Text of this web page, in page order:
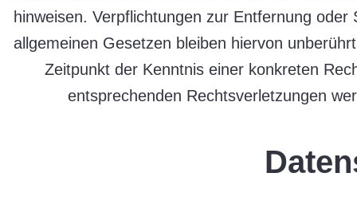
hinweisen. Verpflichtungen zur Entfernung
allgemeinen Gesetzen bleiben hiervon
Zeitpunkt der Kenntnis einer konkreten
entsprechenden Rechtsverletzungen